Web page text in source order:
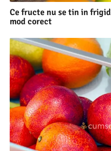
Ce fructe nu se tin in
mod corect